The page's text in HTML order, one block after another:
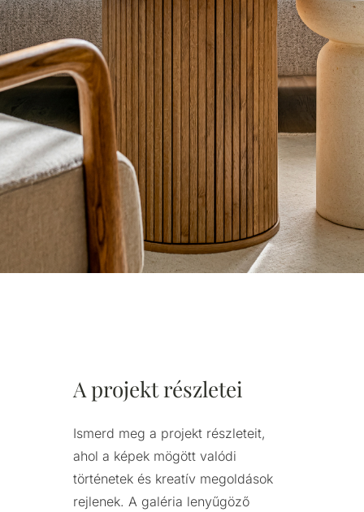
A projekt részletei
Ismerd meg a projekt részleteit,
ahol a képek mögött valódi
történetek és kreatív megoldások
rejlenek. A galéria lenyűgöző